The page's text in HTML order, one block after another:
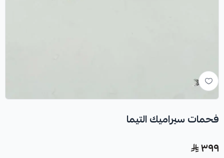
فحمات سيراميك التيما
٣٩٩